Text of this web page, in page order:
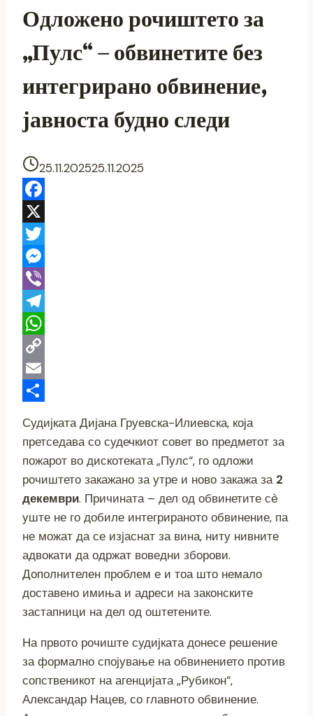
Одложено рочиштето за
„Пулс“ – обвинетите без
интегрирано обвинение,
јавноста будно следи
25.11.202525.11.2025
Facebook
X
Twitter
Messenger
Viber
Telegram
WhatsApp
Copy
Link
Email
Судијката Дијана Груевска-Илиевска, која
претседава со судечкиот совет во предметот за
пожарот во дискотеката „Пулс“, го одложи
рочиштето закажано за утре и ново закажа за 2
декември. Причината – дел од обвинетите сè
уште не го добиле интегрираното обвинение, па
не можат да се изјаснат за вина, ниту нивните
адвокати да одржат воведни зборови.
Дополнителен проблем е и тоа што немало
доставено имиња и адреси на законските
застапници на дел од оштетените.
На првото рочиште судијката донесе решение
за формално спојување на обвинението против
сопственикот на агенцијата „Рубикон“,
Александар Нацев, со главното обвинение.